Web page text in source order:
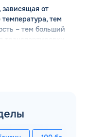
зависящая от
тем
– тем больший
состава.